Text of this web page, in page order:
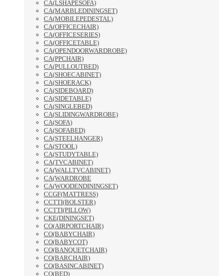
CA(LSHAPESOFA)
CA(MARBLEDININGSET)
CA(MOBILEPEDESTAL)
CA(OFFICECHAIR)
CA(OFFICESERIES)
CA(OFFICETABLE)
CA(OPENDOORWARDROBE)
CA(PPCHAIR)
CA(PULLOUTBED)
CA(SHOECABINET)
CA(SHOERACK)
CA(SIDEBOARD)
CA(SIDETABLE)
CA(SINGLEBED)
CA(SLIDINGWARDROBE)
CA(SOFA)
CA(SOFABED)
CA(STEELHANGER)
CA(STOOL)
CA(STUDYTABLE)
CA(TVCABINET)
CA(WALLTVCABINET)
CA(WARDROBE
CA(WOODENDININGSET)
CCGF(MATTRESS)
CCTTI(BOLSTER)
CCTTI(PILLOW)
CKE(DININGSET)
CO(AIRPORTCHAIR)
CO(BABYCHAIR)
CO(BABYCOT)
CO(BANQUETCHAIR)
CO(BARCHAIR)
CO(BASINCABINET)
CO(BED)